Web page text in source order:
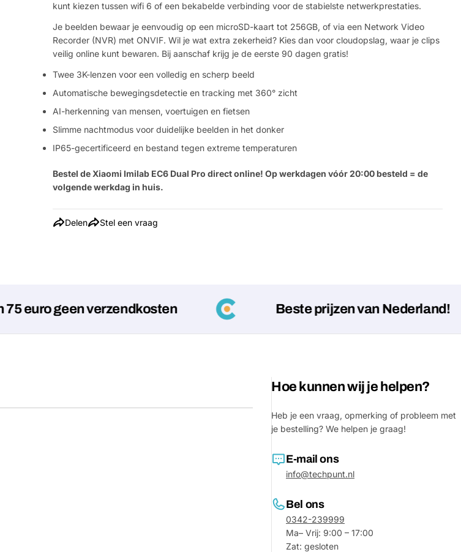
kunt kiezen tussen wifi 6 of een bekabelde verbinding voor de stabielste netwerkprestaties.
Je beelden bewaar je eenvoudig op een microSD-kaart tot 256GB, of via een Network Video
Recorder (NVR) met ONVIF. Wil je wat extra zekerheid? Kies dan voor cloudopslag, waar je clips
veilig online kunt bewaren. Bij aanschaf krijg je de eerste 90 dagen gratis!
Twee 3K-lenzen voor een volledig en scherp beeld
Automatische bewegingsdetectie en tracking met 360° zicht
AI-herkenning van mensen, voertuigen en fietsen
Slimme nachtmodus voor duidelijke beelden in het donker
IP65-gecertificeerd en bestand tegen extreme temperaturen
Bestel de Xiaomi Imilab EC6 Dual Pro direct online! Op werkdagen vóór 20:00 besteld = de
volgende werkdag in huis.
Delen Stel een vraag
geen verzendkosten Beste prijzen van Nederland!
Hoe kunnen wij je helpen?
Heb je een vraag, opmerking of probleem met
je bestelling? We helpen je graag!
E-mail ons
info@techpunt.nl
Bel ons
0342-239999
Ma– Vrij: 9:00 – 17:00
Zat: gesloten